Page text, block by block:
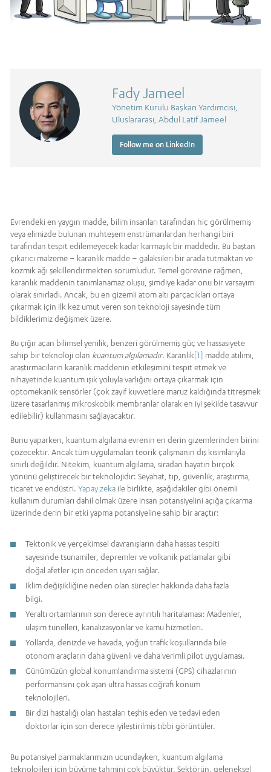
Fady Jameel
Yönetim Kurulu Başkan Yardımcısı,
Uluslararası, Abdul Latif Jameel
Follow me on LinkedIn
Evrendeki en yaygın madde, bilim insanları tarafından hiç görülmemiş
veya elimizde bulunan muhteşem enstrümanlardan herhangi biri
tarafından tespit edilemeyecek kadar karmaşık bir maddedir. Bu baştan
çıkarıcı malzeme – karanlık madde – galaksileri bir arada tutmaktan ve
kozmik ağı şekillendirmekten sorumludur. Temel görevine rağmen,
karanlık maddenin tanımlanamaz oluşu, şimdiye kadar onu bir varsayım
olarak sınırladı. Ancak, bu en gizemli atom altı parçacıkları ortaya
çıkarmak için ilk kez umut veren son teknoloji sayesinde tüm
bildiklerimiz değişmek üzere.
Bu çığır açan bilimsel yenilik, benzeri görülmemiş güç ve hassasiyete
sahip bir teknoloji olan kuantum algılamadır. Karanlık[1] madde atılımı,
araştırmacıların karanlık maddenin etkileşimini tespit etmek ve
nihayetinde kuantum ışık yoluyla varlığını ortaya çıkarmak için
optomekanik sensörler (çok zayıf kuvvetlere maruz kaldığında titreşmek
üzere tasarlanmış mikroskobik membranlar olarak en iyi şekilde tasavvur
edilebilir) kullanmasını sağlayacaktır.
Bunu yaparken, kuantum algılama evrenin en derin gizemlerinden birini
çözecektir. Ancak tüm uygulamaları teorik çalışmanın dış kısımlarıyla
sınırlı değildir. Nitekim, kuantum algılama, sıradan hayatın birçok
yönünü geliştirecek bir teknolojidir: Seyahat, tıp, güvenlik, araştırma,
ticaret ve endüstri. Yapay zeka ile birlikte, aşağıdakiler gibi önemli
kullanım durumları dahil olmak üzere insan potansiyelini açığa çıkarma
üzerinde derin bir etki yapma potansiyeline sahip bir araçtır:
Tektonik ve yerçekimsel davranışların daha hassas tespiti
sayesinde tsunamiler, depremler ve volkanik patlamalar gibi
doğal afetler için önceden uyarı sağlar.
İklim değişikliğine neden olan süreçler hakkında daha fazla
bilgi.
Yeraltı ortamlarının son derece ayrıntılı haritalaması: Madenler,
ulaşım tünelleri, kanalizasyonlar ve kamu hizmetleri.
Yollarda, denizde ve havada, yoğun trafik koşullarında bile
otonom araçların daha güvenli ve daha verimli pilot uygulaması.
Günümüzün global konumlandırma sistemi (GPS) cihazlarının
performansını çok aşan ultra hassas coğrafi konum
teknolojileri.
Bir dizi hastalığı olan hastaları teşhis eden ve tedavi eden
doktorlar için son derece iyileştirilmiş tıbbi görüntüler.
Bu potansiyel parmaklarımızın ucundayken, kuantum algılama
teknolojileri için büyüme tahmini çok büyüktür. Sektörün, geleneksel